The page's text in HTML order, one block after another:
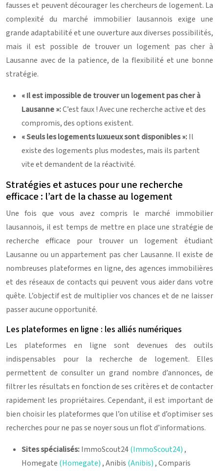
fausses et peuvent décourager les chercheurs de logement. La
complexité du marché immobilier lausannois exige une
grande adaptabilité et une ouverture aux diverses possibilités,
mais il est possible de trouver un logement pas cher à
Lausanne avec de la patience, de la flexibilité et une bonne
stratégie.
« Il est impossible de trouver un logement pas cher à
Lausanne »:C’est faux ! Avec une recherche active et des
compromis, des options existent.
« Seuls les logements luxueux sont disponibles »:Il
existe des logements plus modestes, mais ils partent
vite et demandent de la réactivité.
Stratégies et astuces pour une recherche
efficace : l’art de la chasse au logement
Une fois que vous avez compris le marché immobilier
lausannois, il est temps de mettre en place une stratégie de
recherche efficace pour trouver un logement étudiant
Lausanne ou un appartement pas cher Lausanne. Il existe de
nombreuses plateformes en ligne, des agences immobilières
et des réseaux de contacts qui peuvent vous aider dans votre
quête. L’objectif est de multiplier vos chances et de ne laisser
passer aucune opportunité.
Les plateformes en ligne : les alliés numériques
Les plateformes en ligne sont devenues des outils
indispensables pour la recherche de logement. Elles
permettent de consulter un grand nombre d’annonces, de
filtrer les résultats en fonction de ses critères et de contacter
rapidement les propriétaires. Cependant, il est important de
bien choisir les plateformes que l’on utilise et d’optimiser ses
recherches pour ne pas se noyer sous un flot d’informations.
Sites spécialisés:ImmoScout24(ImmoScout24) ,
Homegate (Homegate) , Anibis (Anibis) , Comparis